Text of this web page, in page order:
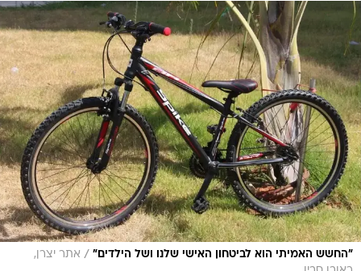
"החשש האמיתי הוא לביטחון האישי שלנו ושל הילדים" / אתר יצרן,